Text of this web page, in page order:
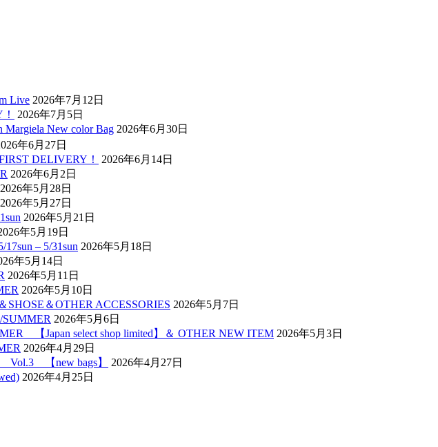
Live 2026年7月12日
2026年7月5日
New color Bag 2026年6月30日
年6月27日
DELIVERY！
2026年6月14日
2026年6月2日
2026年5月28日
2026年5月27日
2026年5月21日
年5月19日
– 5/31sun 2026年5月18日
年5月14日
2026年5月11日
2026年5月10日
SHOSE＆OTHER ACCESSORIES 2026年5月7日
SUMMER 2026年5月6日
【Japan select shop limited】＆ OTHER NEW ITEM 2026年5月3日
2026年4月29日
Vol.3 【new bags】
2026年4月27日
2026年4月25日